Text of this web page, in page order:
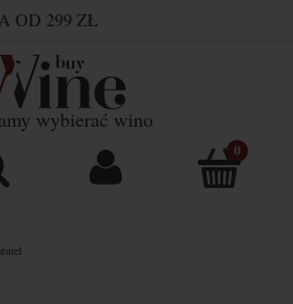
wybierać wino
OD 299 ZŁ